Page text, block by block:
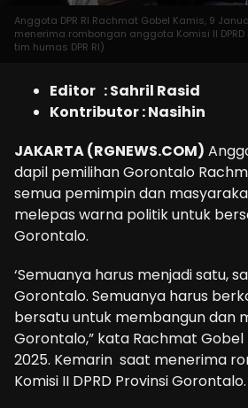
Anggota DPR RI Rachmat Gobel Kamis, 9
menerima rombongan anggota Komisi II
tim humas DPR RI)
Editor : Sahril Rasid
Kontributor : Nasihin
JAKARTA (RGNEWS.COM)
dapil pemilihan Gorontalo
semua pemimpin dan
melepas warna politik untuk
Gorontalo.
‘Semuanya harus menjadi satu,
Gorontalo. Semuanya harus
bersatu untuk membangun dan
Gorontalo,” kata Rachmat Gobel
2025. Kemarin saat menerima
Komisi II DPRD Provinsi Gorontalo.